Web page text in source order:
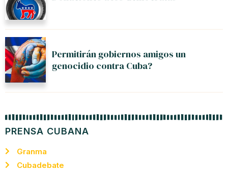
Permitirán gobiernos amigos un
genocidio contra Cuba?
PRENSA CUBANA
Granma
Cubadebate